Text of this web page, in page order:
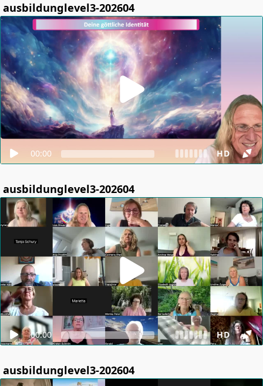
ausbildunglevel3-202604
00:00 HD
ausbildunglevel3-202604
00:00 HD
ausbildunglevel3-202604